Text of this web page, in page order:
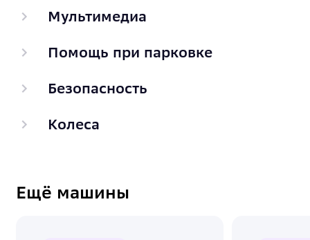
Мультимедиа
Помощь при парковке
Безопасность
Колеса
Ещё машины